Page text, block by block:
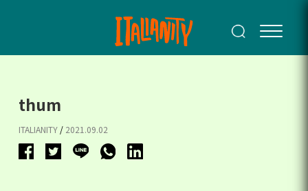
thum
ITALIANITY / 2021.09.02